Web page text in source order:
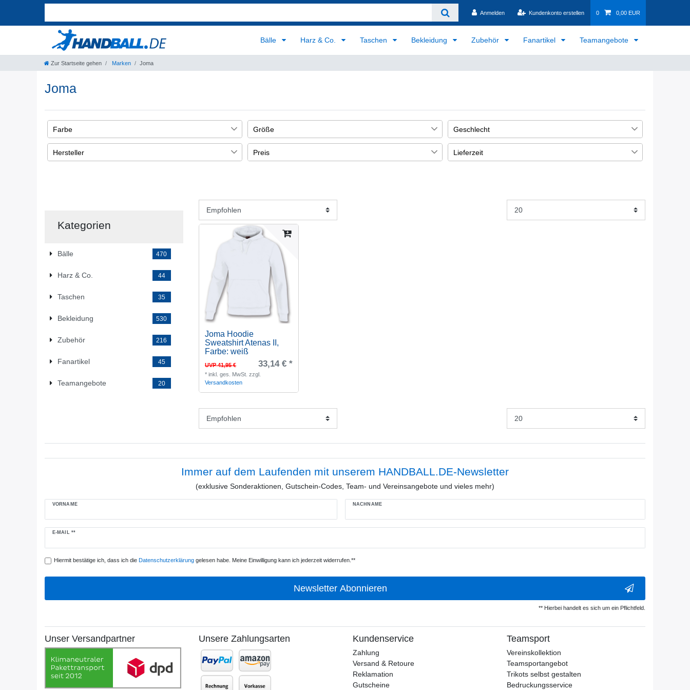
Anmelden Kundenkonto erstellen 0 0,00 EUR
Bälle Harz & Co. Taschen Bekleidung Zubehör Fanartikel Teamangebote
Zur Startseite gehen Marken Joma
Joma
Farbe
Größe
L
Geschlecht
Unisex / Herren
Hersteller
Preis
Übernehmen
Lieferzeit
Kategorien
Bälle 470
Harz & Co. 44
Taschen 35
Bekleidung 530
Zubehör 216
Fanartikel 45
Teamangebote 20
Joma Hoodie
Sweatshirt Atenas II ,
Farbe: weiß
UVP 41,95 € 33,14 € *
*inkl. ges. MwSt. zzgl.
Versandkosten
Immer auf dem Laufenden mit unserem HANDBALL.DE-Newsletter
(exklusive Sonderaktionen, Gutschein-Codes, Team- und Vereinsangebote und vieles mehr)
VORNAME NACHNAME
E-MAIL **
Newsletter
Hiermit bestätige ich, dass ich die Daten­schutz­erklärunggelesen habe. Meine Einwilligung kann ich jederzeit widerrufen.**
Newsletter Abonnieren
** Hierbei handelt es sich um ein Pflichtfeld.
Unser Versandpartner Unsere Zahlungsarten Kundenservice
Zahlung
Versand & Retoure
Reklamation
Gutscheine
Teamsport
Vereinskollektion
Teamsportangebot
Trikots selbst gestalten
Bedruckungsservice